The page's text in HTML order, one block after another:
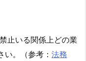
止いる関係上どの業
。（参考： 法務